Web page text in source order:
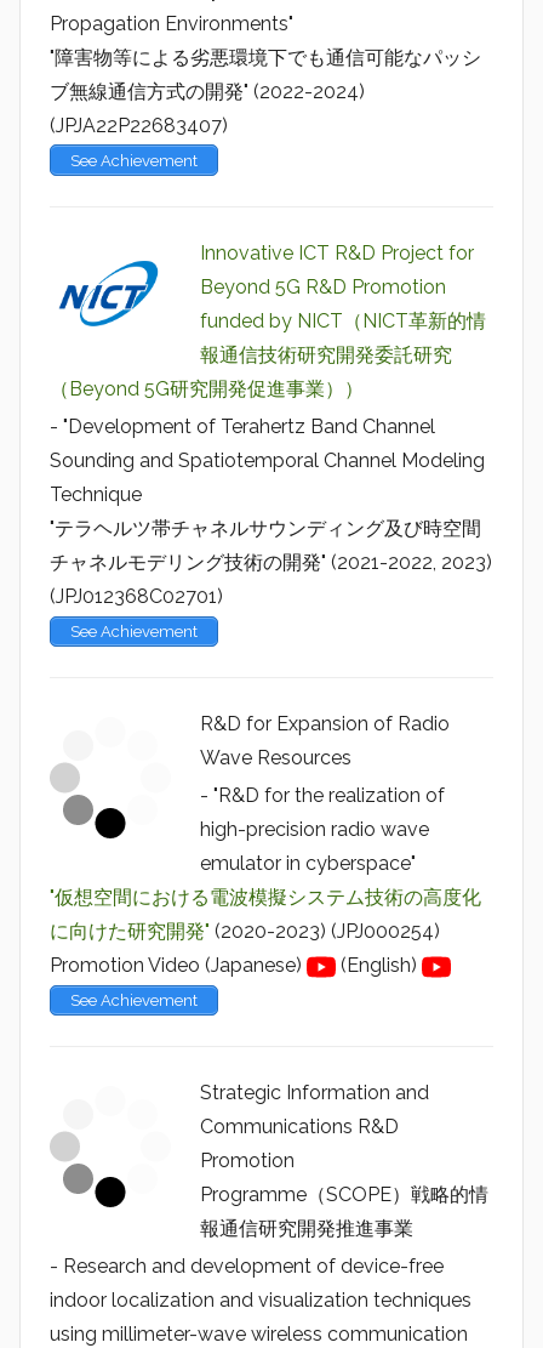
Propagation Environments"
"障害物等による劣悪環境下でも通信可能なパッシ
ブ無線通信方式の開発" (2022-2024)
(JPJA22P22683407)
See Achievement
Innovative ICT R&D Project for
Beyond 5G R&D Promotion
funded by NICT（NICT革新的情
報通信技術研究開発委託研究
（Beyond 5G研究開発促進事業））
- "Development of Terahertz Band Channel
Sounding and Spatiotemporal Channel Modeling
Technique
"テラヘルツ帯チャネルサウンディング及び時空間
チャネルモデリング技術の開発" (2021-2022, 2023)
(JPJ012368C02701)
See Achievement
R&D for Expansion of Radio
Wave Resources
- "R&D for the realization of
high-precision radio wave
emulator in cyberspace"
"仮想空間における電波模擬システム技術の高度化
に向けた研究開発" (2020-2023) (JPJ000254)
Promotion Video (Japanese)
(English)
See Achievement
Strategic Information and
Communications R&D
Promotion
Programme（SCOPE）戦略的情
報通信研究開発推進事業
- Research and development of device-free
indoor localization and visualization techniques
using millimeter-wave wireless communication